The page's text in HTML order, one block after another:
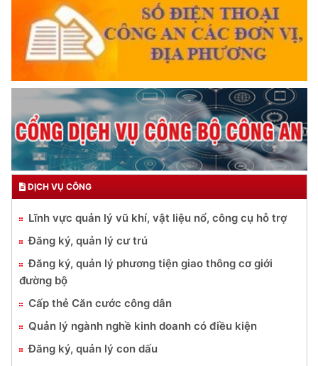
Đối với công việc, phải
TẬN TỤY
Đối với địch, phải
CƯƠNG QUYẾT, KHÔN KHÉO
Trích thư Chủ tịch Hồ Chí Minh
gửi Công an Khu XII,
ngày 11 tháng 3 năm 1948.
TRUYỀN HÌNH AN NINH HP